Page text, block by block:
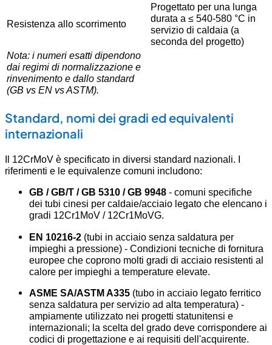
Resistenza allo scorrimento
Progettato per una lunga
durata a ≤ 540-580 °C in
servizio di caldaia (a
seconda del progetto)
Nota: i numeri esatti dipendono
dai regimi di normalizzazione e
rinvenimento e dallo standard
(GB vs EN vs ASTM).
Standard, nomi dei gradi ed equivalenti
internazionali
Il 12CrMoV è specificato in diversi standard nazionali. I
riferimenti e le equivalenze comuni includono:
GB / GB/T / GB 5310 / GB 9948 - comuni specifiche
dei tubi cinesi per caldaie/acciaio legato che elencano i
gradi 12Cr1MoV / 12Cr1MoVG.
EN 10216-2 (tubi in acciaio senza saldatura per
impieghi a pressione) - Condizioni tecniche di fornitura
europee che coprono molti gradi di acciaio resistenti al
calore per impieghi a temperature elevate.
ASME SA/ASTM A335 (tubo in acciaio legato ferritico
senza saldatura per servizio ad alta temperatura) -
ampiamente utilizzato nei progetti statunitensi e
internazionali; la scelta del grado deve corrispondere ai
codici di progettazione e ai requisiti dell'acquirente.